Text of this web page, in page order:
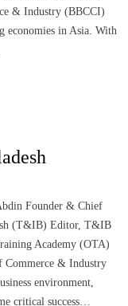
& Industry (BBCCI)
economies in Asia. With
Founder & Chief
(T&IB) Editor, T&IB
Academy (OTA)
Commerce & Industry
environment,
critical success…